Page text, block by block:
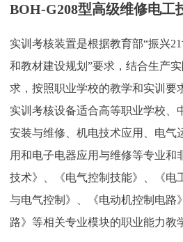
BOH-G208型高级维修电工
实训考核装置是根据教育部“振兴
和教材建设规划”要求，结合生产
求，按照职业学校的教学和实训要
实训考核设备适合高等职业学校、
安装与维修、机电技术应用、电气
用和电子电器应用与维修等专业和
技术》、《电气控制技能》、《电
与电气控制》、《电动机控制电路
路》等相关专业模块的职业能力教